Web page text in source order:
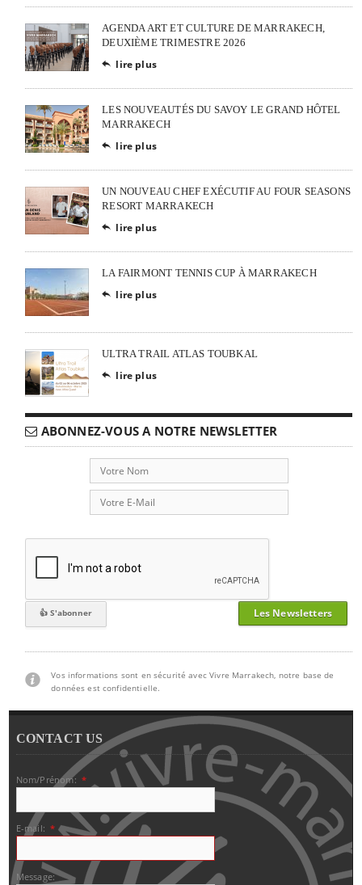
AGENDA ART ET CULTURE DE MARRAKECH,
DEUXIÈME TRIMESTRE 2026
 lire plus
LES NOUVEAUTÉS DU SAVOY LE GRAND HÔTEL
MARRAKECH
 lire plus
UN NOUVEAU CHEF EXÉCUTIF AU FOUR SEASONS
RESORT MARRAKECH
 lire plus
LA FAIRMONT TENNIS CUP À MARRAKECH
 lire plus
ULTRA TRAIL ATLAS TOUBKAL
 lire plus
ABONNEZ-VOUS A NOTRE NEWSLETTER
Les Newsletters
Vos informations sont en sécurité avec Vivre Marrakech, notre base de
données est confidentielle.
CONTACT US
Nom/Prénom: *
E-mail: *
Message: